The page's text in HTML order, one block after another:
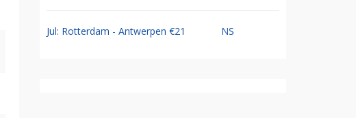
Jul: Rotterdam - Antwerpen €21 NS